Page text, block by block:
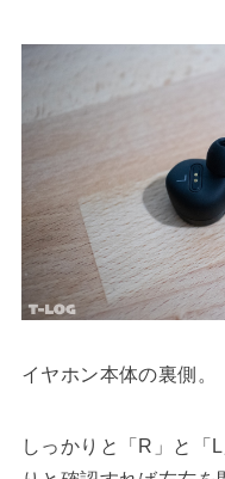
イヤホン本体の裏側。
しっかりと「R」と「